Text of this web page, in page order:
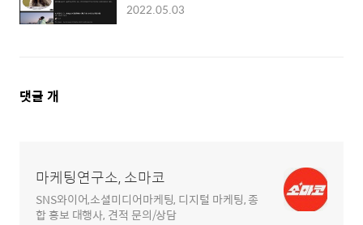
2022.05.03
댓
댓글 개
마케팅연구소, 소마코
SNS와이어,소셜미디어마케팅, 디지털 마케팅, 종
합 홍보 대행사, 견적 문의/상담